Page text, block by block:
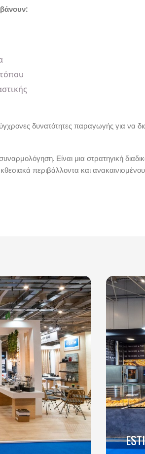
δυνατότητες παραγωγής για
Είναι μια στρατηγική
περιβάλλοντα και